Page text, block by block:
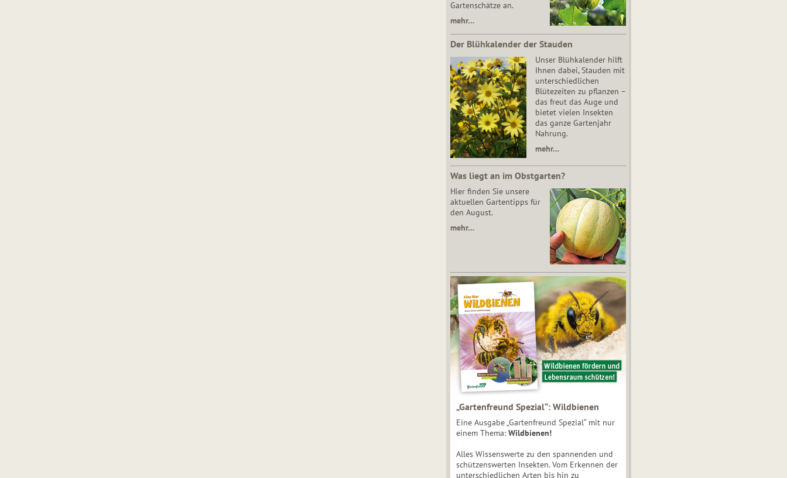
Gartenschätze an.
mehr…
Der Blühkalender der Stauden
Unser Blühkalender hilft
Ihnen dabei, Stauden mit
unterschiedlichen
Blütezeiten zu pflanzen –
das freut das Auge und
bietet vielen Insekten
das ganze Gartenjahr
Nahrung.
mehr…
Was liegt an im Obstgarten?
Hier finden Sie unsere
aktuellen Gartentipps für
den August.
mehr…
„Gartenfreund Spezial“: Wildbienen
Eine Ausgabe „Gartenfreund Spezial“ mit nur
einem Thema: Wildbienen!
Alles Wissenswerte zu den spannenden und
schützenswerten Insekten. Vom Erkennen der
unterschiedlichen Arten bis hin zu